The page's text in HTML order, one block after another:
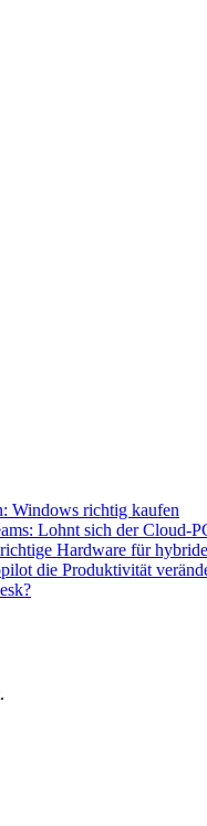
Windows richtig kaufen
Lohnt sich der Cloud-
Hardware für
die Produktivität